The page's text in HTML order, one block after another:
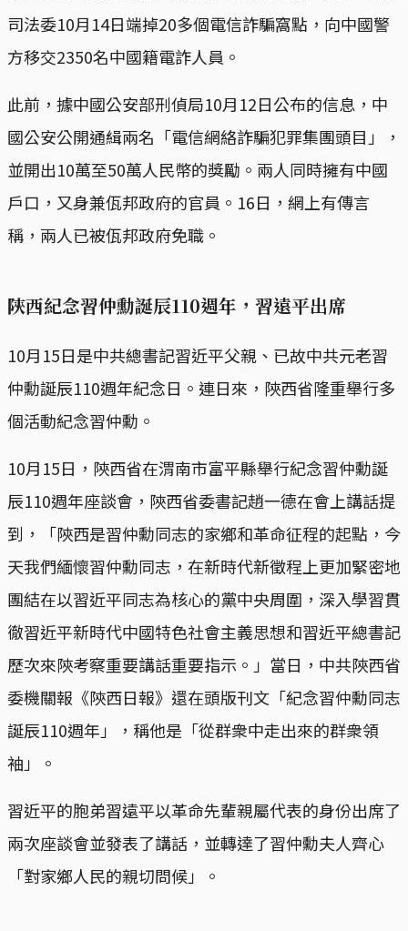
司法委10月14日端掉20多個電信詐騙窩點，向中國警
方移交2350名中國籍電詐人員。
此前，據中國公安部刑偵局10月12日公布的信息，中
國公安公開通緝兩名「電信網絡詐騙犯罪集團頭目」，
並開出10萬至50萬人民幣的獎勵。兩人同時擁有中國
戶口，又身兼佤邦政府的官員。16日，網上有傳言
稱，兩人已被佤邦政府免職。
陝西紀念習仲勳誕辰110週年，習遠平出席
10月15日是中共總書記習近平父親、已故中共元老習
仲勳誕辰110週年紀念日。連日來，陝西省隆重舉行多
個活動紀念習仲勳。
10月15日，陝西省在渭南市富平縣舉行紀念習仲勳誕
辰110週年座談會，陝西省委書記趙一德在會上講話提
到，「陝西是習仲勳同志的家鄉和革命征程的起點，今
天我們緬懷習仲勳同志，在新時代新徵程上更加緊密地
團結在以習近平同志為核心的黨中央周圍，深入學習貫
徹習近平新時代中國特色社會主義思想和習近平總書記
歷次來陝考察重要講話重要指示。」當日，中共陝西省
委機關報《陝西日報》還在頭版刊文「紀念習仲勳同志
誕辰110週年」，稱他是「從群衆中走出來的群衆領
袖」。
習近平的胞弟習遠平以革命先輩親屬代表的身份出席了
兩次座談會並發表了講話，並轉達了習仲勳夫人齊心
「對家鄉人民的親切問候」。